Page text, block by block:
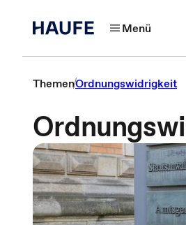
Menü
ThemenOrdnungswidrigkeit